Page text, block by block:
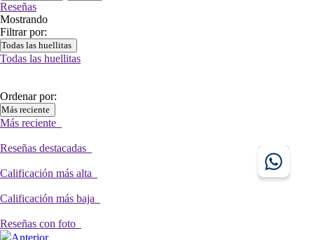
Reseñas
Mostrando
Filtrar por:
Todas las huellitas
Todas las huellitas
Ordenar por:
Más reciente
Más reciente
Reseñas destacadas
Calificación más alta
Calificación más baja
Reseñas con foto
Anterior